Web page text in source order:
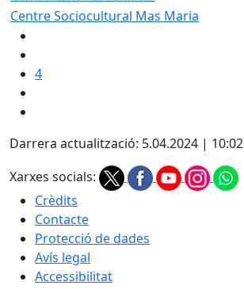
Centre Sociocultural Mas Maria
4
Darrera actualització: 5.04.2024 | 10:02
Xarxes socials:
Crèdits
Contacte
Protecció de dades
Avís legal
Accessibilitat